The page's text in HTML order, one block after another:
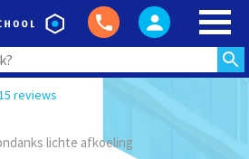
reviews
lichte afkoeling